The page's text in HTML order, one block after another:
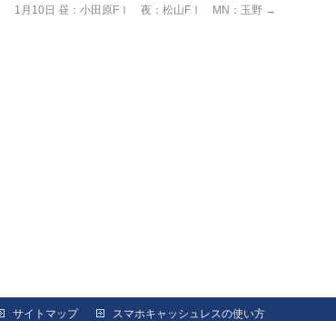
1月10日 昼：小田原FⅠ 夜：松山FⅠ MN：玉野 →
サイトマップ スマホキャッシュレスの使い方